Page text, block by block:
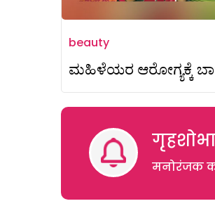
beauty
ಮಹಿಳೆಯರ ಆರೋಗ್ಯಕ್ಕೆ
मनोरंजक